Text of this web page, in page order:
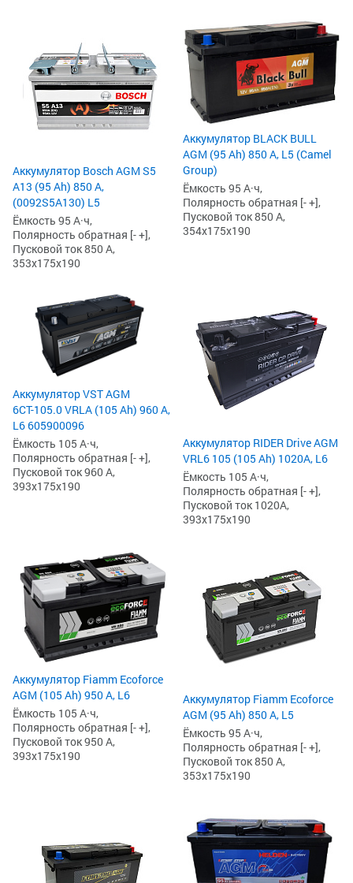
Аккумулятор Bosch AGM S5
А13 (95 Ah) 850 А,
(0092S5A130) L5
Ёмкость 95 А·ч,
Полярность обратная [- +],
Пусковой ток 850 А,
353x175x190
Аккумулятор BLACK BULL
AGM (95 Ah) 850 А, L5 (Camel
Group)
Ёмкость 95 А·ч,
Полярность обратная [- +],
Пусковой ток 850 А,
354x175x190
Аккумулятор VST AGM
6СТ-105.0 VRLA (105 Ah) 960 А,
L6 605900096
Ёмкость 105 А·ч,
Полярность обратная [- +],
Пусковой ток 960 А,
393x175x190
Аккумулятор RIDER Drive AGM
VRL6 105 (105 Ah) 1020А, L6
Ёмкость 105 А·ч,
Полярность обратная [- +],
Пусковой ток 1020А,
393x175x190
Аккумулятор Fiamm Ecoforce
AGM (105 Ah) 950 А, L6
Ёмкость 105 А·ч,
Полярность обратная [- +],
Пусковой ток 950 А,
393x175x190
Аккумулятор Fiamm Ecoforce
AGM (95 Ah) 850 A, L5
Ёмкость 95 А·ч,
Полярность обратная [- +],
Пусковой ток 850 А,
353x175x190